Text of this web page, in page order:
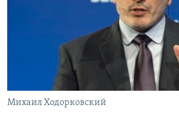
ПОДПИШИТЕСЬ НА РАССЫЛКУ
СОЦИАЛЬНЫЕ СЕТИ
Михаил Ходорковский